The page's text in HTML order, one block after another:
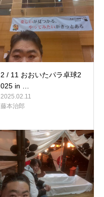
2 / 11 おおいたパラ卓球2
025 in …
2025.02.11
藤本治郎